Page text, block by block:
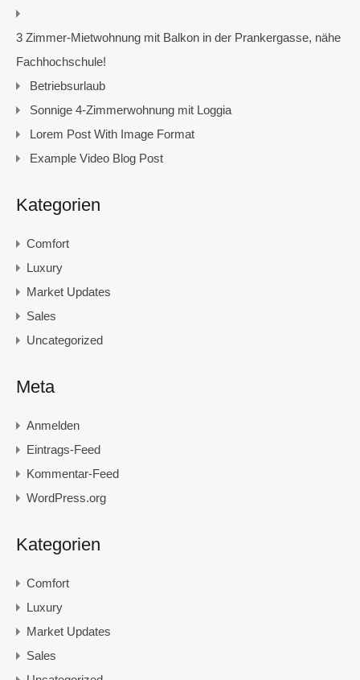
3 Zimmer-Mietwohnung mit Balkon in der Prankergasse, nähe
Fachhochschule!
Betriebsurlaub
Sonnige 4-Zimmerwohnung mit Loggia
Lorem Post With Image Format
Example Video Blog Post
Kategorien
Comfort
Luxury
Market Updates
Sales
Uncategorized
Meta
Anmelden
Eintrags-Feed
Kommentar-Feed
WordPress.org
Kategorien
Comfort
Luxury
Market Updates
Sales